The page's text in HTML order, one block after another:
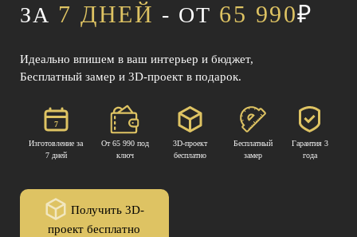
ЗА 7 ДНЕЙ - ОТ 65 990₽
Идеально впишем в ваш интерьер и бюджет,
Бесплатный замер и 3D-проект в подарок.
7
Изготовление за
7 дней
От 65 990 под
ключ
3D-проект
бесплатно
Бесплатный
замер
Гарантия 3
года
Получить 3D-
проект бесплатно